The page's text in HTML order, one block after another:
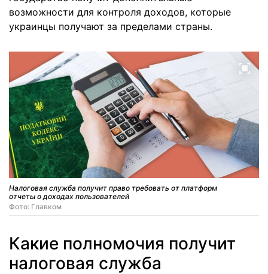
возможности для контроля доходов, которые
украинцы получают за пределами страны.
Налоговая служба получит право требовать от платформ
отчеты о доходах пользователей
Фото: Главком
Какие полномочия получит
налоговая служба